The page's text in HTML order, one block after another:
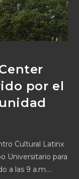
por el
Cultural Latinx
Universitario para
a las 9 a.m.…